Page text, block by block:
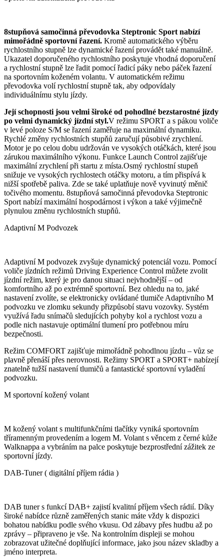
8stupňová samočinná převodovka Steptronic Sport nabízí
mimořádně sportovní řazení. Kromě automatického výběru
rychlostního stupně lze dynamické řazení provádět také manuálně.
Ukazatel doporučeného rychlostního poskytuje vhodná doporučení
a rychlostní stupně lze řadit pomocí řadicí páky nebo páček řazení
na sportovním koženém volantu. V automatickém režimu
převodovka volí rychlostní stupně tak, aby odpovídaly
individuálnímu stylu jízdy.
Její schopnosti jsou velmi široké od pohodlné bezstarostné jízdy
po velmi dynamický jízdní styl.V režimu SPORT a s pákou voliče
v levé poloze S/M se řazení zaměřuje na maximální dynamiku.
Rychlé změny rychlostních stupňů zaručují působivé zrychlení.
Motor je po celou dobu udržován ve vysokých otáčkách, které jsou
zárukou maximálního výkonu. Funkce Launch Control zajišťuje
maximální zrychlení při startu z místa.Osmý rychlostní stupeň
snižuje ve vysokých rychlostech otáčky motoru, a tím přispívá k
nižší spotřebě paliva. Zde se také uplatňuje nově vyvinutý měnič
točivého momentu. 8stupňová samočinná převodovka Steptronic
Sport nabízí maximální hospodárnost i výkon a také výjimečně
plynulou změnu rychlostních stupňů.
Adaptivní M Podvozek
Adaptivní M podvozek zvyšuje dynamický potenciál vozu. Pomocí
voliče jízdních režimů Driving Experience Control můžete zvolit
jízdní režim, který je pro danou situaci nejvhodnější – od
komfortního až po extrémně sportovní. Bez ohledu na to, jaké
nastavení zvolíte, se elektronicky ovládané tlumiče Adaptivního M
podvozku ve zlomku sekundy přizpůsobí stavu vozovky. Systém
využívá řadu snímačů sledujících pohyby kol a rychlost vozu a
podle nich nastavuje optimální tlumení pro potřebnou míru
bezpečnosti.
Režim COMFORT zajišťuje mimořádně pohodlnou jízdu – vůz se
plavně přenáší přes nerovnosti. Režimy SPORT a SPORT+ nabízejí
znatelně tužší nastavení tlumičů a fantastické sportovní vyladění
podvozku.
M sportovní kožený volant
M kožený volant s multifunkčními tlačítky vyniká sportovním
tříramenným provedením a logem M. Volant s věncem z černé kůže
Walknappa a vybráním na palce poskytuje bezprostřední zážitek ze
sportovní jízdy.
DAB-Tuner ( digitální příjem rádia )
DAB tuner s funkcí DAB+ zajistí kvalitní příjem všech rádií. Díky
široké nabídce různě zaměřených stanic máte vždy k dispozici
bohatou nabídku podle svého vkusu. Od zábavy přes hudbu až po
zprávy – připraveno je vše. Na kontrolním displeji se mohou
zobrazovat užitečné doplňující informace, jako jsou název skladby a
jméno interpreta.